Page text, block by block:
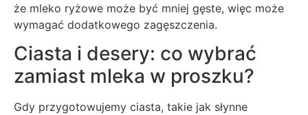
że mleko ryżowe może być mniej gęste, więc może
wymagać dodatkowego zagęszczenia.
Ciasta i desery: co wybrać
zamiast mleka w proszku?
Gdy przygotowujemy ciasta, takie jak słynne